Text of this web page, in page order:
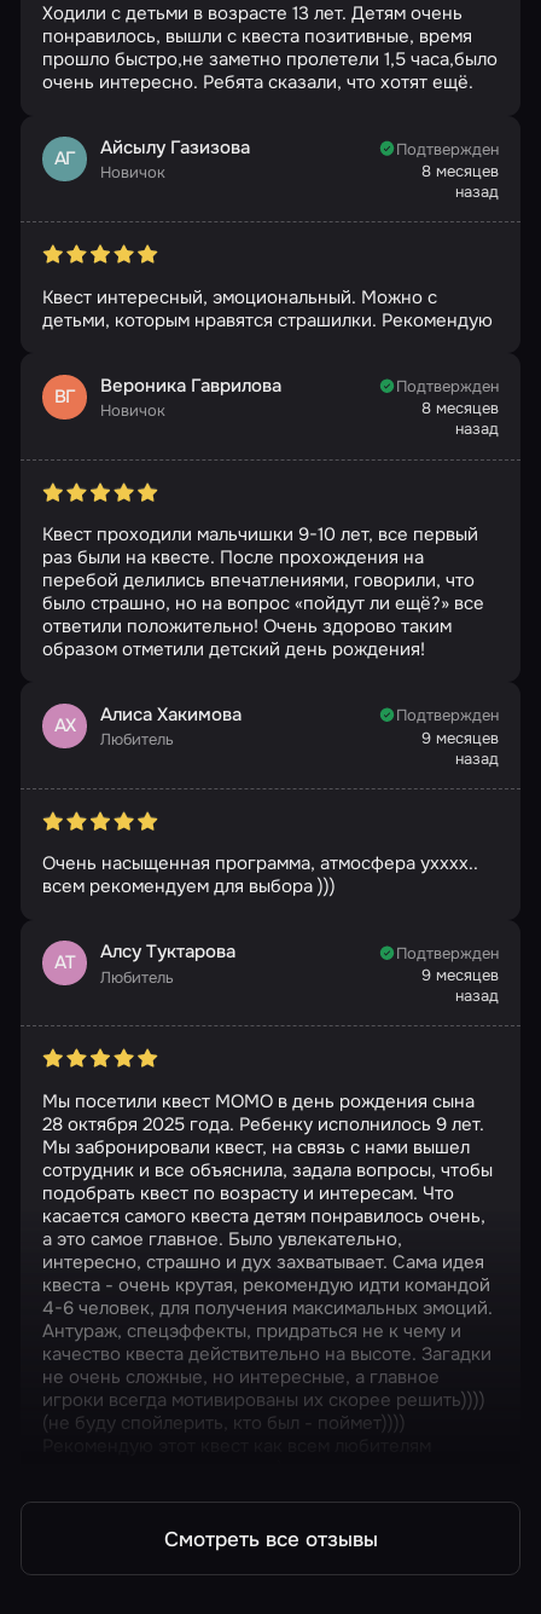
Ходили с детьми в возрасте 13 лет. Детям очень
понравилось, вышли с квеста позитивные, время
прошло быстро,не заметно пролетели 1,5 часа,было
очень интересно. Ребята сказали, что хотят ещё.
АГ Айсылу Газизова
Новичок
Подтвержден
8 месяцев
назад
Квест интересный, эмоциональный. Можно с
детьми, которым нравятся страшилки. Рекомендую
ВГ Вероника Гаврилова
Новичок
Подтвержден
8 месяцев
назад
Квест проходили мальчишки 9-10 лет, все первый
раз были на квесте. После прохождения на
перебой делились впечатлениями, говорили, что
было страшно, но на вопрос «пойдут ли ещё?» все
ответили положительно! Очень здорово таким
образом отметили детский день рождения!
АХ Алиса Хакимова
Любитель
Подтвержден
9 месяцев
назад
Очень насыщенная программа, атмосфера ухххх..
всем рекомендуем для выбора )))
АТ Алсу Туктарова
Любитель
Подтвержден
9 месяцев
назад
Мы посетили квест МОМО в день рождения сына
28 октября 2025 года. Ребенку исполнилось 9 лет.
Мы забронировали квест, на связь с нами вышел
сотрудник и все объяснила, задала вопросы, чтобы
подобрать квест по возрасту и интересам. Что
касается самого квеста детям понравилось очень,
а это самое главное. Было увлекательно,
интересно, страшно и дух захватывает. Сама идея
квеста - очень крутая, рекомендую идти командой
4-6 человек, для получения максимальных эмоций.
Антураж, спецэффекты, придраться не к чему и
качество квеста действительно на высоте. Загадки
не очень сложные, но интересные, а главное
игроки всегда мотивированы их скорее решить))))
(не буду спойлерить, кто был - поймет))))
Смотреть все отзывы